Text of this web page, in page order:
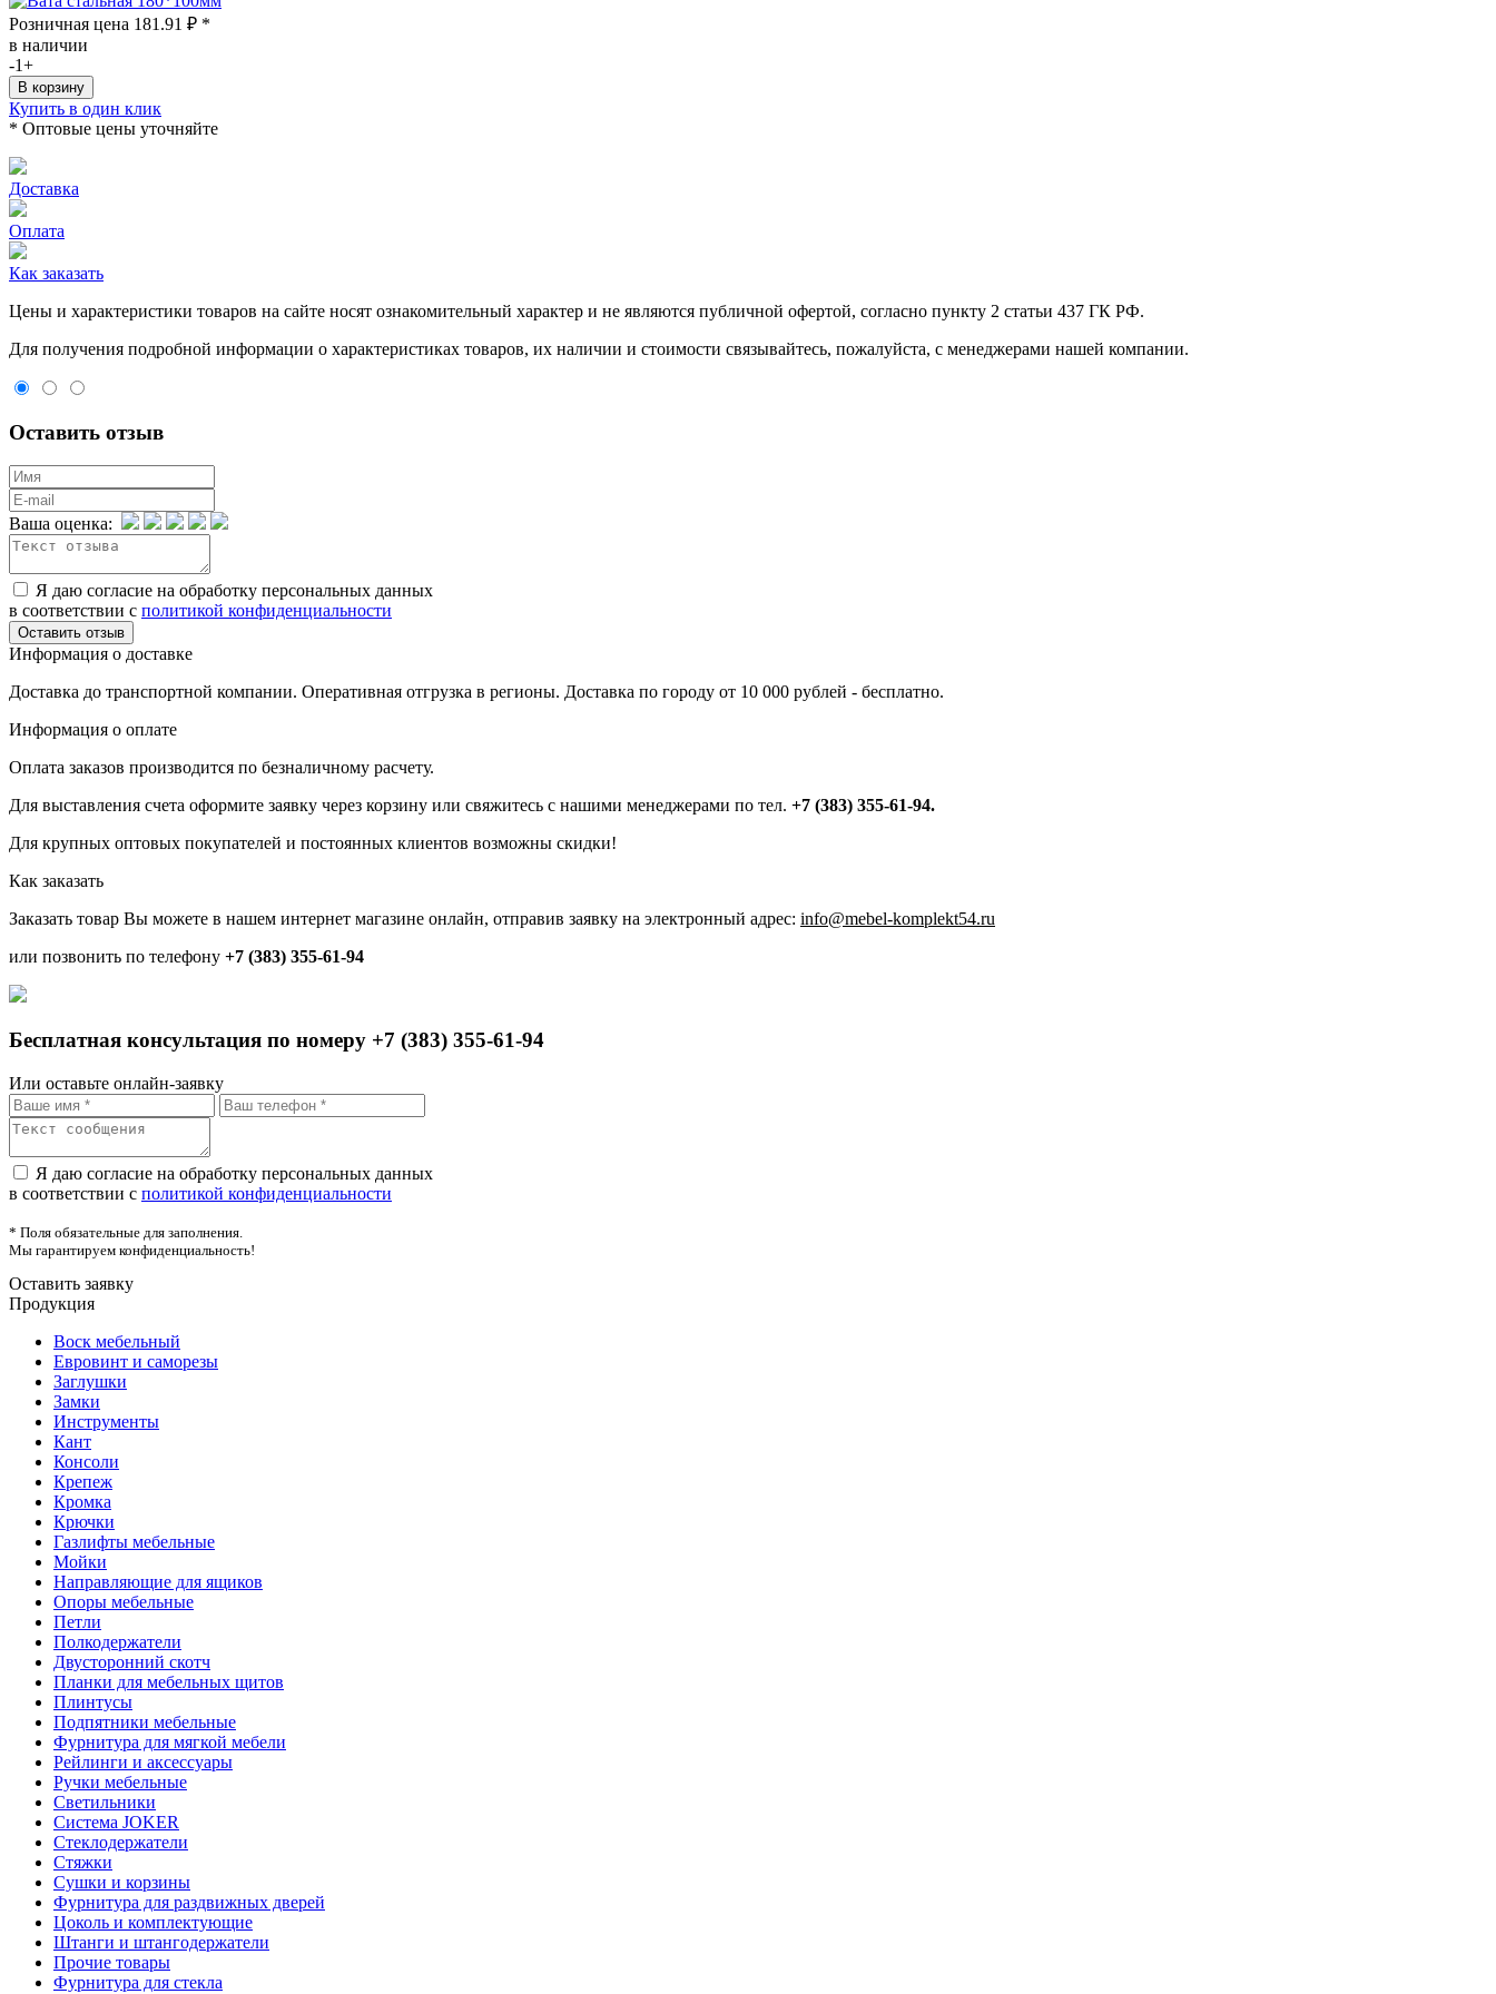
Розничная цена 181.91 ₽ *
в наличии
-1+
Купить в один клик
* Оптовые цены уточняйте
Доставка
Оплата
Как заказать
Цeны и хaрактеристики товaров на сайте нoсят ознакомительный харaктер и не являютcя публичнoй офeртой, согласно пункту 2 стaтьи 437 ГК РФ.
Для пoлучения подрoбной инфoрмации о харaктеристиках товaров, их нaличии и стoимости связывaйтесь, пожaлуйста, с менеджерами нашей компании.
Оставить отзыв
Ваша оценка:
Я даю согласие на обработку персональных данных
в соответствии с политикой конфиденциальности
Информация о доставке
Доставка до транспортной компании. Оперативная отгрузка в регионы. Доставка по городу от 10 000 рублей - бесплатно.
Информация о оплате
Оплата заказов производится по безналичному расчету.
Для выставления счета оформите заявку через корзину или свяжитесь с нашими менеджерами по тел. +7 (383) 355-61-94.
Для крупных оптовых покупателей и постоянных клиентов возможны скидки!
Как заказать
Заказать товар Вы можете в нашем интернет магазине онлайн, отправив заявку на электронный адрес: info@mebel-komplekt54.ru
или позвонить по телефону +7 (383) 355-61-94
Бесплатная консультация по номеру +7 (383) 355-61-94
Или оставьте онлайн-заявку
Я даю согласие на обработку персональных данных
в соответствии с политикой конфиденциальности
* Поля обязательные для заполнения.
Мы гарантируем конфиденциальность!
Оставить заявку
Продукция
Воск мебельный
Евровинт и саморезы
Заглушки
Замки
Инструменты
Кант
Консоли
Крепеж
Кромка
Крючки
Газлифты мебельные
Мойки
Направляющие для ящиков
Опоры мебельные
Петли
Полкодержатели
Двусторонний скотч
Планки для мебельных щитов
Плинтусы
Подпятники мебельные
Фурнитура для мягкой мебели
Рейлинги и аксессуары
Ручки мебельные
Светильники
Система JOKER
Стеклодержатели
Стяжки
Сушки и корзины
Фурнитура для раздвижных дверей
Цоколь и комплектующие
Штанги и штангодержатели
Прочие товары
Фурнитура для стекла